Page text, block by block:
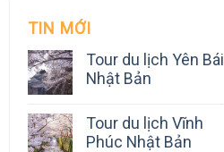
TIN MỚI
Tour du lịch Yên Bái
Nhật Bản
Tour du lịch Vĩnh
Phúc Nhật Bản